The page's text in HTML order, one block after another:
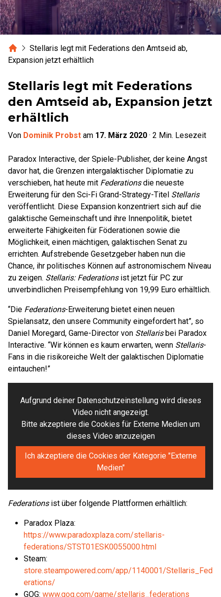
HomeStellaris legt mit Federations den Amtseid ab,
Expansion jetzt erhältlich
Stellaris legt mit Federations
den Amtseid ab, Expansion jetzt
erhältlich
Von Dominik Probst am 17. März 2020 · 2 Min. Lesezeit
Paradox Interactive, der Spiele-Publisher, der keine Angst
davor hat, die Grenzen intergalaktischer Diplomatie zu
verschieben, hat heute mit Federationsdie neueste
Erweiterung für den Sci-Fi Grand-Strategy-Titel Stellaris
veröffentlicht. Diese Expansion konzentriert sich auf die
galaktische Gemeinschaft und ihre Innenpolitik, bietet
erweiterte Fähigkeiten für Föderationen sowie die
Möglichkeit, einen mächtigen, galaktischen Senat zu
errichten. Aufstrebende Gesetzgeber haben nun die
Chance, ihr politisches Können auf astronomischem Niveau
zu zeigen. Stellaris: Federationsist jetzt für PC zur
unverbindlichen Preisempfehlung von 19,99 Euro erhältlich.
“Die Federations-Erweiterung bietet einen neuen
Spielansatz, den unsere Community eingefordert hat”, so
Daniel Moregard, Game-Director von Stellarisbei Paradox
Interactive. “Wir können es kaum erwarten, wenn Stellaris-
Fans in die risikoreiche Welt der galaktischen Diplomatie
eintauchen!”
Aufgrund deiner Datenschutzeinstellung wird dieses
Video nicht angezeigt.
Bitte akzeptiere die Cookies für Externe Medien um
dieses Video anzuzeigen
Ich akzeptiere die Cookies der Kategorie "Externe
Medien"
Federationsist über folgende Plattformen erhältlich:
Paradox Plaza:
https://www.paradoxplaza.com/stellaris-
federations/STST01ESK0055000.html
Steam:
store.steampowered.com/app/1140001/Stellaris_Fed
erations/
GOG: www.gog.com/game/stellaris_federations